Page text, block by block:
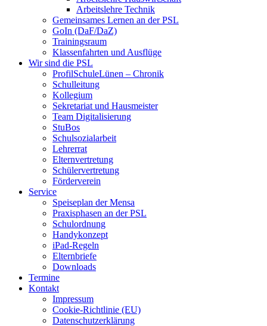
Arbeitslehre Technik
Gemeinsames Lernen an der PSL​
GoIn (DaF/DaZ)
Trainingsraum
Klassenfahrten und Ausflüge
Wir sind die PSL
ProfilSchuleLünen – Chronik
Schulleitung
Kollegium
Sekretariat und Hausmeister
Team Digitalisierung
StuBos
Schulsozialarbeit
Lehrerrat
Elternvertretung
Schülervertretung
Förderverein
Service
Speiseplan der Mensa
Praxisphasen an der PSL
Schulordnung
Handykonzept
iPad-Regeln
Elternbriefe
Downloads
Termine
Kontakt
Impressum
Cookie-Richtlinie (EU)
Datenschutzerklärung